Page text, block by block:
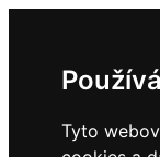
Tyto